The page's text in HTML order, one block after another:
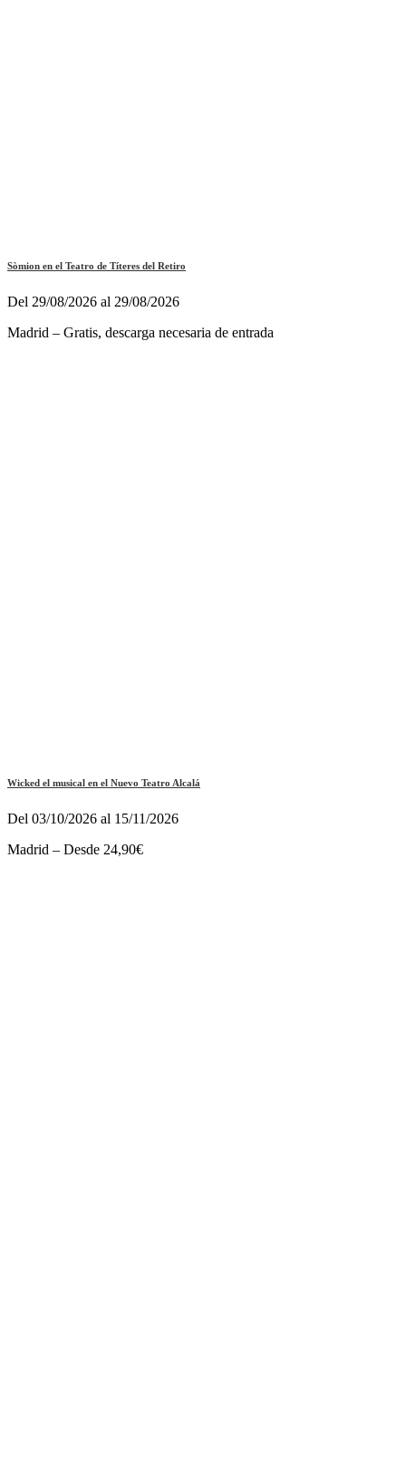
Sòmion en el Teatro de Títeres del Retiro
Del 29/08/2026 al 29/08/2026
Madrid – Gratis, descarga necesaria de entrada
Wicked el musical en el Nuevo Teatro Alcalá
Del 03/10/2026 al 15/11/2026
Madrid – Desde 24,90€